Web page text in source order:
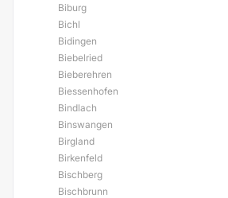
Biburg
Bichl
Bidingen
Biebelried
Bieberehren
Biessenhofen
Bindlach
Binswangen
Birgland
Birkenfeld
Bischberg
Bischbrunn